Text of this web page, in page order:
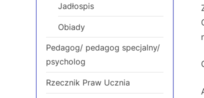
Jadłospis
Obiady
Pedagog/ pedagog specjalny/
psycholog
Rzecznik Praw Ucznia